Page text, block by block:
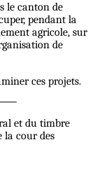
le canton de
pendant la
agricole, sur
de
ces projets.
et du timbre
la cour des